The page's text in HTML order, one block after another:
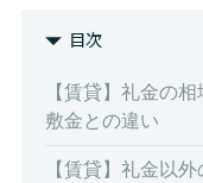
目次
【賃貸】礼金の
敷金との違い
【賃貸】礼金以